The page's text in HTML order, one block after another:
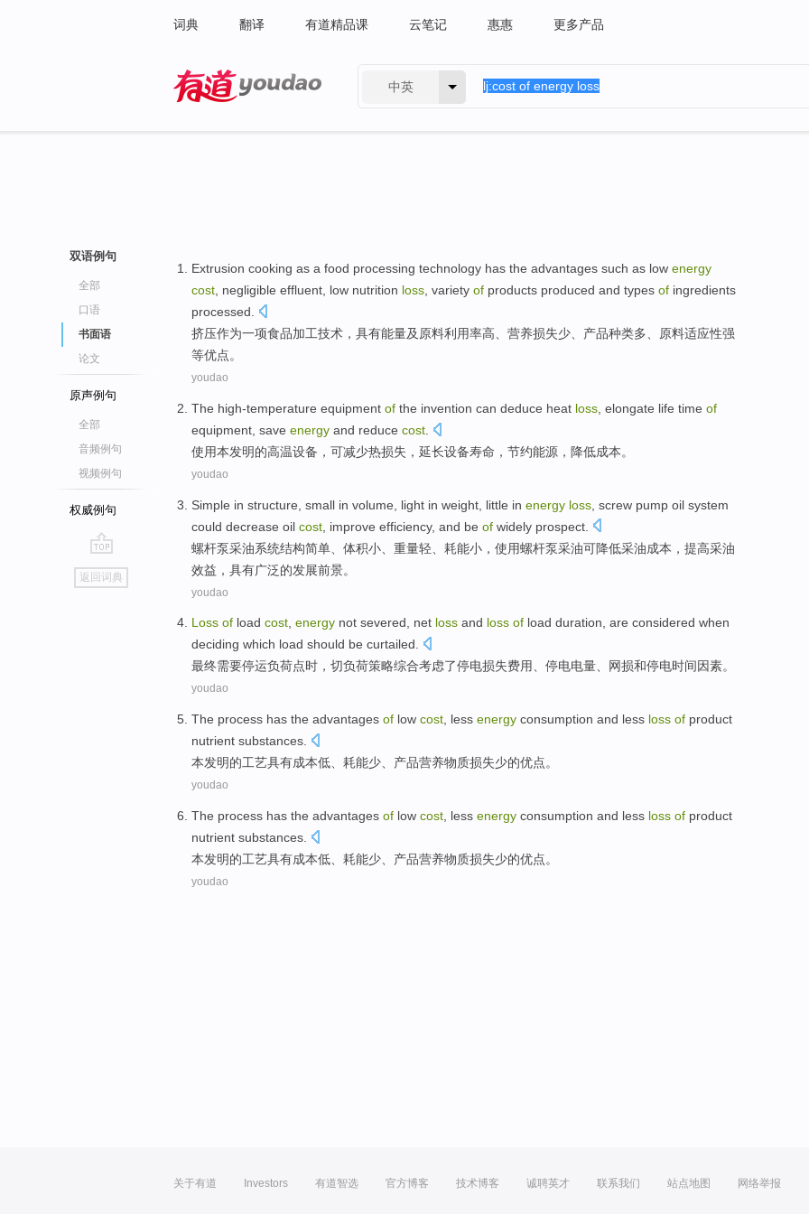
词典 翻译 有道精品课 云笔记 惠惠 更多产品
中英
双语例句
全部
口语
书面语
论文
原声例句
全部
音频例句
视频例句
权威例句
go
top
返回词典
Extrusion cooking as a food processing technology has the advantages such as low energy
cost , negligible effluent , low nutrition loss variety of products produced and types of ingredients
processed.
挤压作为一项食品加工技术 ， 具有能量及 原料利用率高、 营养损失少、 产品种类多 、原料适应性强
等优点。
youdao
The high-temperature equipment of the invention can deduce heat loss elongate life time of
equipment, save energy and reduce cost
使用本发明的高温设备 ， 可减少热损失 ， 延长设备寿命 ， 节约能源 ， 降低成本。
youdao
Simple in structure small in volume, light in weight little in energy loss screw pump oil system
could decrease oil cost improve efficiency, and be of widely prospect
螺杆泵采油系统结构简单 体积小 重量轻 耗能小 ，使用螺杆泵采油可降低采油成本 ， 提高采油
效益 ， 具有广泛的发展前景。
youdao
Loss of load cost, energy not severed, net loss and loss of load duration, are considered when
deciding which load should be curtailed.
最终需要停运负荷点时 ， 切负荷策略综合考虑了停电损失费用、停电电量、 网损和停电时间因素。
youdao
The process has the advantages of low cost less energy consumption and less loss of product
nutrient substances
本发明的工艺具有成本低 耗能少 产品营养物质损失少的优点。
youdao
The process has the advantages of low cost less energy consumption and less loss of product
nutrient substances
本发明的工艺具有成本低 耗能少 产品营养物质损失少的优点。
youdao
关于有道 Investors 有道智选 官方博客 技术博客 诚聘英才 联系我们 站点地图 网络举报